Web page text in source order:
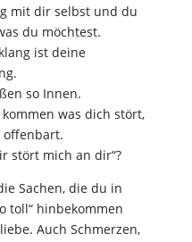
mit dir selbst und du
du möchtest.
ist deine
so Innen.
was dich stört,
offenbart.
stört mich an dir“?
Sachen, die du in
toll“ hinbekommen
Auch Schmerzen,